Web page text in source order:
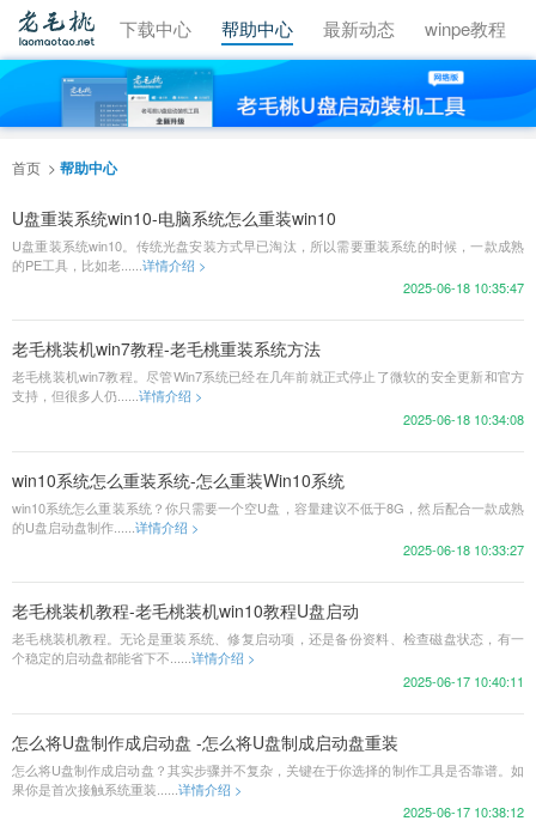
视频教程 下载中心 帮助中心 最新动态 winpe教程
首页 帮助中心
U盘重装系统win10-电脑系统怎么重装win10
U盘重装系统win10。传统光盘安装方式早已淘汰，所以需要重装系统的时候，一款成熟
的PE工具，比如老...... 详情介绍 >
2025-06-18 10:35:47
老毛桃装机win7教程-老毛桃重装系统方法
老毛桃装机win7教程。尽管Win7系统已经在几年前就正式停止了微软的安全更新和官方
支持，但很多人仍......详情介绍 >
2025-06-18 10:34:08
win10系统怎么重装系统-怎么重装Win10系统
win10系统怎么重装系统？你只需要一个空U盘，容量建议不低于8G，然后配合一款成熟
的U盘启动盘制作...... 详情介绍 >
2025-06-18 10:33:27
老毛桃装机教程-老毛桃装机win10教程U盘启动
老毛桃装机教程。无论是重装系统、修复启动项，还是备份资料、检查磁盘状态，有一
个稳定的启动盘都能省下不......详情介绍 >
2025-06-17 10:40:11
怎么将U盘制作成启动盘 -怎么将U盘制成启动盘重装
怎么将U盘制作成启动盘？其实步骤并不复杂，关键在于你选择的制作工具是否靠谱。如
果你是首次接触系统重装...... 详情介绍 >
2025-06-17 10:38:12